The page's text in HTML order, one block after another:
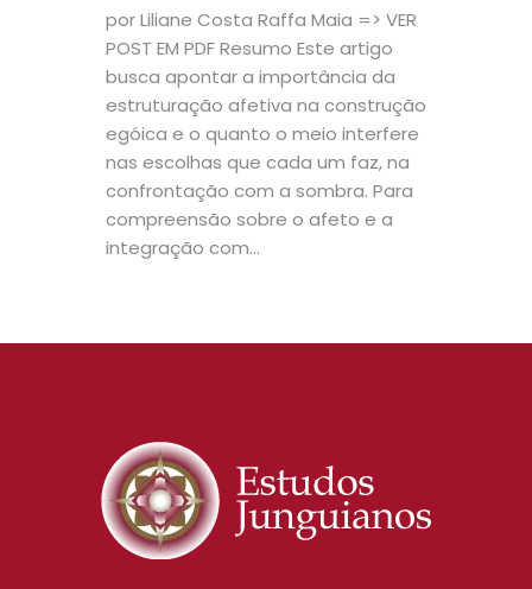
por Liliane Costa Raffa Maia => VER
POST EM PDF Resumo Este artigo
busca apontar a importância da
estruturação afetiva na construção
egóica e o quanto o meio interfere
nas escolhas que cada um faz, na
confrontação com a sombra. Para
compreensão sobre o afeto e a
integração com...